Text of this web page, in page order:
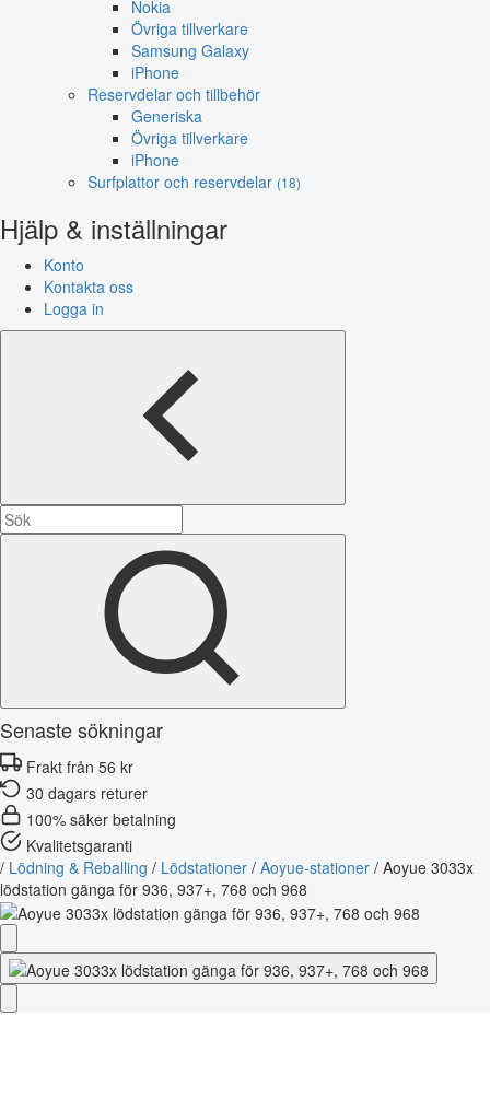
Nokia
Övriga tillverkare
Samsung Galaxy
iPhone
Reservdelar och tillbehör
Generiska
Övriga tillverkare
iPhone
Surfplattor och reservdelar (18)
Hjälp & inställningar
Konto
Kontakta oss
Logga in
Senaste sökningar
Frakt från 56 kr
30 dagars returer
100% säker betalning
Kvalitetsgaranti
/ Lödning & Reballing / Lödstationer / Aoyue-stationer / Aoyue 3033x
lödstation gänga för 936, 937+, 768 och 968